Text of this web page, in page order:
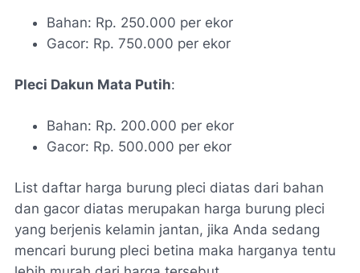
Bahan: Rp. 250.000 per ekor
Gacor: Rp. 750.000 per ekor
Pleci Dakun Mata Putih:
Bahan: Rp. 200.000 per ekor
Gacor: Rp. 500.000 per ekor
List daftar harga burung pleci diatas dari bahan
dan gacor diatas merupakan harga burung pleci
yang berjenis kelamin jantan, jika Anda sedang
mencari burung pleci betina maka harganya tentu